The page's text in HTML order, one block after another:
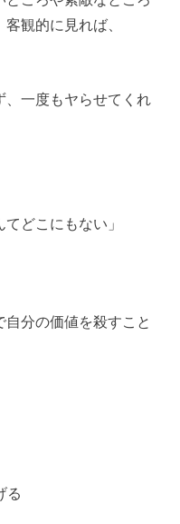
観的に見れば、
、一度もヤらせてくれ
どこにもない」
自分の価値を殺すこと
る